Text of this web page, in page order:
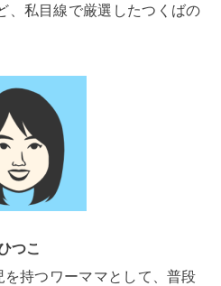
、私目線で厳選したつくばの
つこ
持つワーママとして、普段